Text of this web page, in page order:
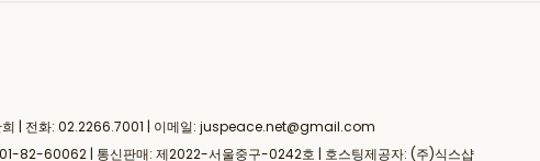
희 | 전화: 02.2266.7001 | 이메일: juspeace.net@gmail.com
82-60062 | 통신판매: 제2022-서울중구-0242호 | 호스팅제공자: (주)식스샵